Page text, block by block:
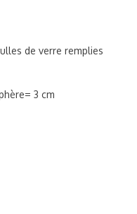
de verre remplies
3 cm